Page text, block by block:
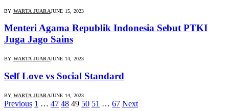
BY WARTA JUARAJUNE 15, 2023
Menteri Agama Republik Indonesia Sebut PTKI
Juga Jago Sains
BY WARTA JUARAJUNE 14, 2023
Self Love vs Social Standard
BY WARTA JUARAJUNE 14, 2023
Previous 1 … 47 48 49 50 51 … 67 Next